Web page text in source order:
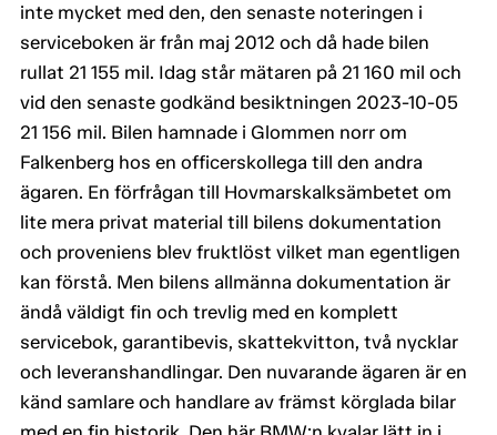
inte mycket med den, den senaste noteringen i
serviceboken är från maj 2012 och då hade bilen
rullat 21 155 mil. Idag står mätaren på 21 160 mil och
vid den senaste godkänd besiktningen 2023-10-05
21 156 mil. Bilen hamnade i Glommen norr om
Falkenberg hos en officerskollega till den andra
ägaren. En förfrågan till Hovmarskalksämbetet om
lite mera privat material till bilens dokumentation
och proveniens blev fruktlöst vilket man egentligen
kan förstå. Men bilens allmänna dokumentation är
ändå väldigt fin och trevlig med en komplett
servicebok, garantibevis, skattekvitton, två nycklar
och leveranshandlingar. Den nuvarande ägaren är en
känd samlare och handlare av främst körglada bilar